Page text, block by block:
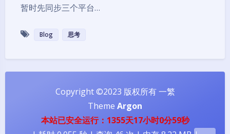
Sans Serif Serif
浅阴影
关闭 日落 暗化
暂时先同步三个平台…
Blog 思考
Copyright ©2023 版权所有 一繁
Theme Argon
本站已安全运行：1355天17小时1分0秒